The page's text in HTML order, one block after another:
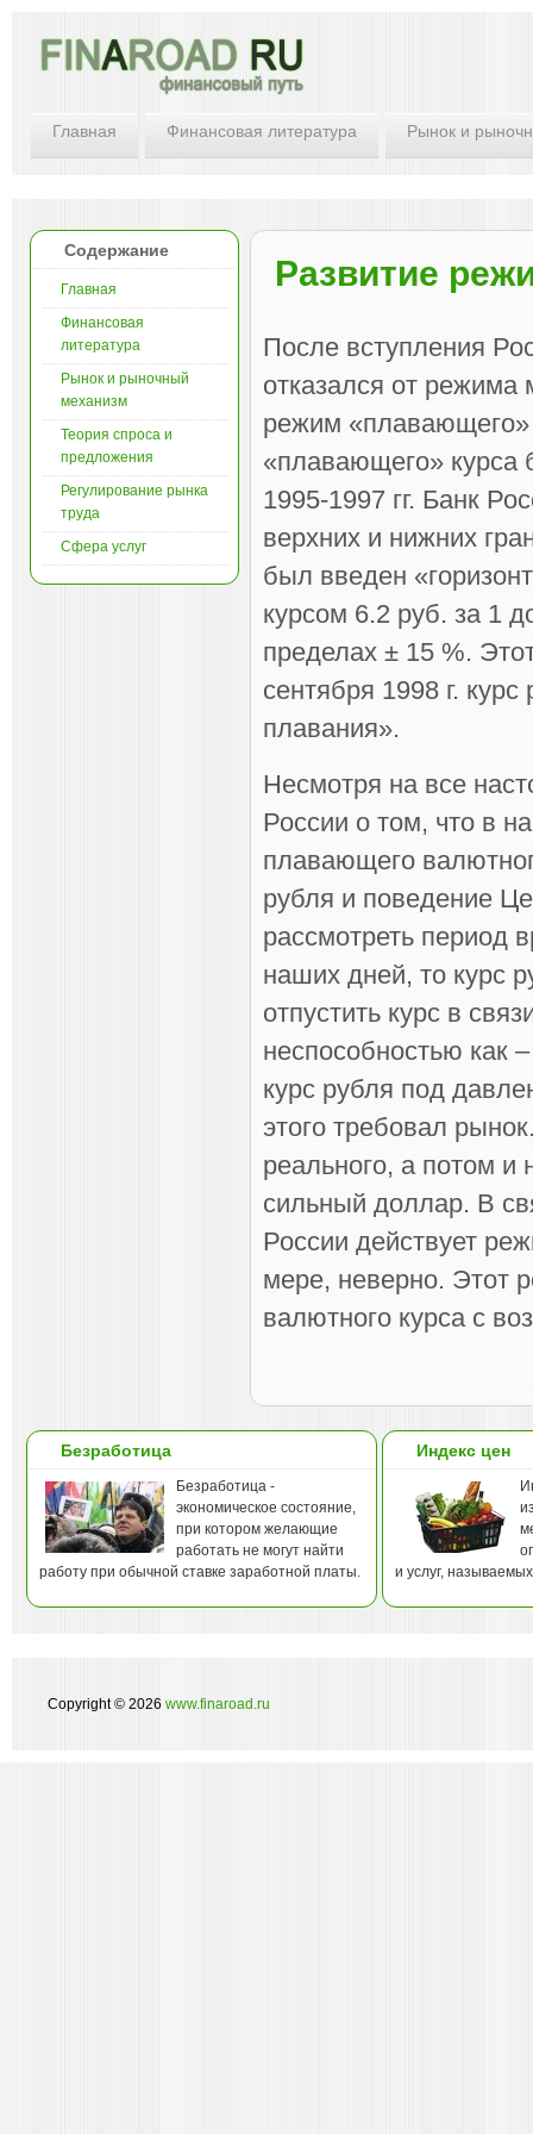
Главная Финансовая литература Рынок и
Развитие
После вступления
отказался от режима
режим «плавающего»
«плавающего» курса
1995-1997 гг. Банк
верхних и нижних
был введен
курсом 6.2 руб. за 1
пределах ± 15 %.
сентября 1998 г.
плавания».
Несмотря на все
России о том, что в
плавающего
рубля и поведение
рассмотреть период
наших дней, то курс
отпустить курс в
неспособностью как
курс рубля под
этого требовал
реального, а потом
сильный доллар. В
России действует
мере, неверно. Этот
валютного курса с
Содержание
Главная
Финансовая
литература
Рынок и рыночный
механизм
Теория спроса и
предложения
Регулирование рынка
труда
Сфера услуг
Безработица
Безработица -
экономическое состояние,
при котором желающие
работать не могут найти
работу при обычной ставке заработной платы.
Индекс цен
и услуг,
Copyright © 2026 www.finaroad.ru